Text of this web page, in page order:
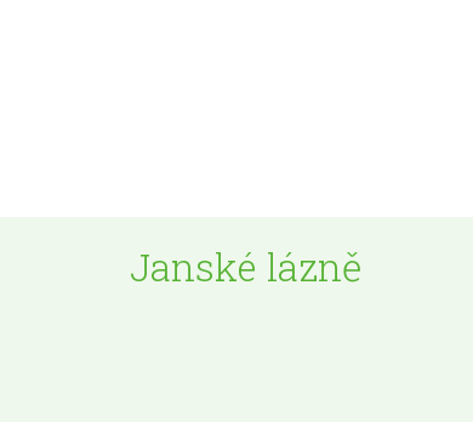
Janské lázně